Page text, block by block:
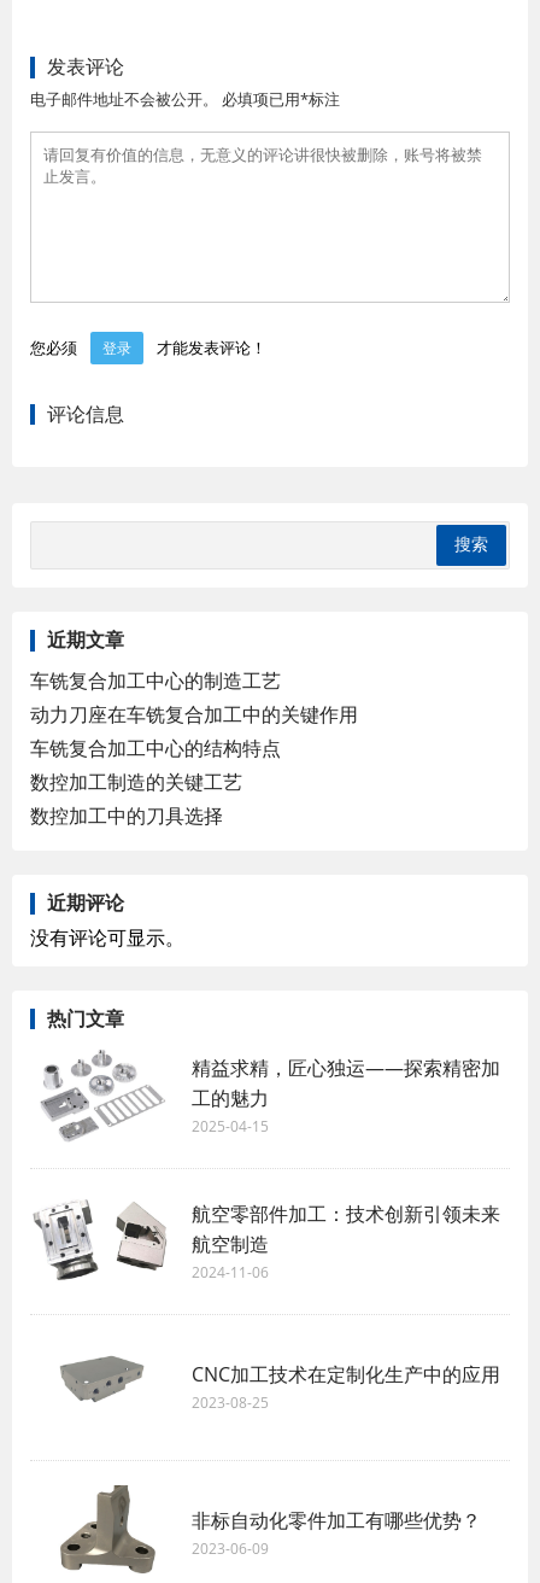
发表评论
电子邮件地址不会被公开。 必填项已用*标注
您必须 登录 才能发表评论！
评论信息
近期文章
车铣复合加工中心的制造工艺
动力刀座在车铣复合加工中的关键作用
车铣复合加工中心的结构特点
数控加工制造的关键工艺
数控加工中的刀具选择
近期评论
没有评论可显示。
热门文章
精益求精，匠心独运——探索精密加
工的魅力
2025-04-15
航空零部件加工：技术创新引领未来
航空制造
2024-11-06
CNC加工技术在定制化生产中的应用
2023-08-25
非标自动化零件加工有哪些优势？
2023-06-09